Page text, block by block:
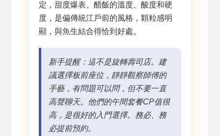
定，甜度爆表。醋飯的溫度、酸度和硬
度，是偏傳統江戶前的風格，顆粒感明
顯，與魚生結合得恰到好處。
新手提醒：這不是旋轉壽司店。建
議選擇板前座位，靜靜觀察師傅的
手藝，有問題可以問，但不要一直
高聲聊天。他們的午間套餐CP值很
高，是很好的入門選擇。務必、務
必提前預約。